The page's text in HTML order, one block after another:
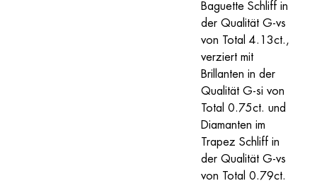
Baguette Schliff in
der Qualität G-vs
von Total 4.13ct.,
verziert mit
Brillanten in der
Qualität G-si von
Total 0.75ct. und
Diamanten im
Trapez Schliff in
der Qualität G-vs
von Total 0.79ct.